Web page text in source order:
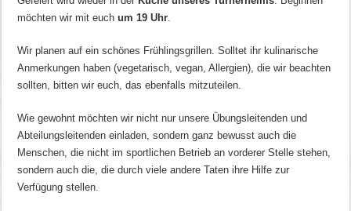
möchten wir mit euchum 19 Uhr
Wir planen auf ein schönes Frühlingsgrillen. Solltet ihr kulinarische
Anmerkungen haben (vegetarisch, vegan, Allergien), die wir beachten
sollten, bitten wir euch, das ebenfalls mitzuteilen.
Wie gewohnt möchten wir nicht nur unsere Übungsleitenden und
Abteilungsleitenden einladen, sondern ganz bewusst auch die
Menschen, die nicht im sportlichen Betrieb an vorderer Stelle stehen,
sondern auch die, die durch viele andere Taten ihre Hilfe zur
Verfügung stellen.